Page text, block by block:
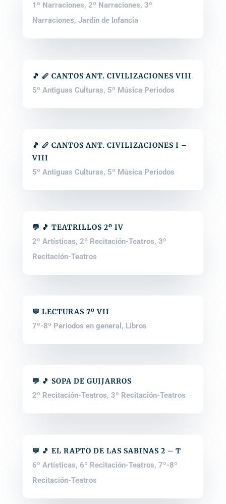
1º Narraciones, 2º Narraciones, 3º
Narraciones, Jardín de Infancia
🎵 🪈 CANTOS ANT. CIVILIZACIONES VIII
5º Antiguas Culturas, 5º Música Periodos
🎵 🪈 CANTOS ANT. CIVILIZACIONES I –
VIII
5º Antiguas Culturas, 5º Música Periodos
💬 🎵 TEATRILLOS 2º IV
2º Artísticas, 2º Recitación-Teatros, 3º
Recitación-Teatros
💬 LECTURAS 7º VII
7º-8º Periodos en general , Libros
💬 🎵 SOPA DE GUIJARROS
2º Recitación-Teatros, 3º Recitación-Teatros
💬 🎵 EL RAPTO DE LAS SABINAS 2 – T
6º Artísticas, 6º Recitación-Teatros, 7º-8º
Recitación-Teatros